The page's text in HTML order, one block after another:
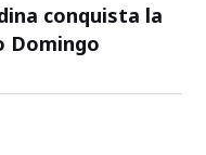
conquista la
Domingo